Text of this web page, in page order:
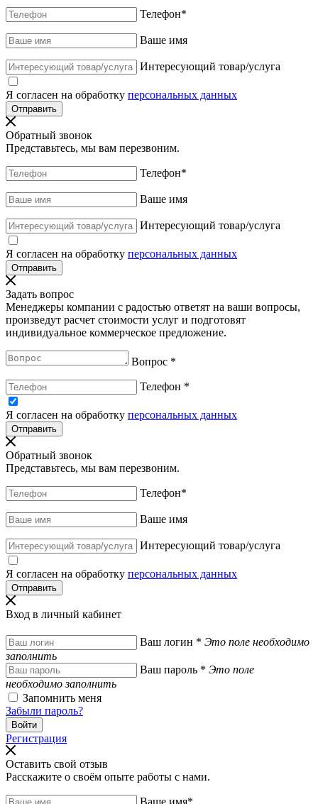
Телефон*
Ваше имя
Интересующий товар/услуга
Я согласен на обработку персональных данных
Обратный звонок
Представьтесь, мы вам перезвоним.
Телефон*
Ваше имя
Интересующий товар/услуга
Я согласен на обработку персональных данных
Задать вопрос
Менеджеры компании с радостью ответят на ваши вопросы,
произведут расчет стоимости услуг и подготовят
индивидуальное коммерческое предложение.
Вопрос *
Телефон *
Я согласен на обработку персональных данных
Обратный звонок
Представьтесь, мы вам перезвоним.
Телефон*
Ваше имя
Интересующий товар/услуга
Я согласен на обработку персональных данных
Вход в личный кабинет
Ваш логин * Это поле необходимо
заполнить
Ваш пароль * Это поле
необходимо заполнить
Запомнить меня
Забыли пароль?
Регистрация
Оставить свой отзыв
Расскажите о своём опыте работы с нами.
Ваше имя*